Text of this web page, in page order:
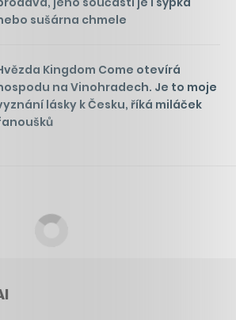
sušárna chmele
Kingdom Come otevírá
na Vinohradech. Je to moje
lásky k Česku, říká miláček